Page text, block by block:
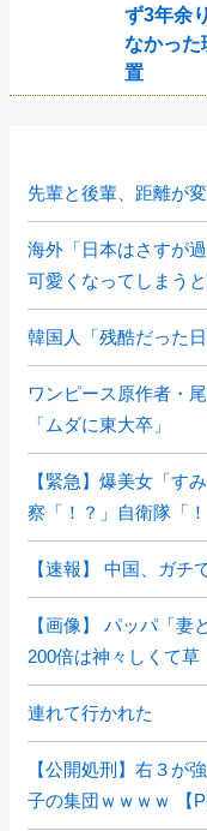
ず3年余
なかった
置
先輩と後輩、距離が
海外「日本はさすが
可愛くなってしまう
韓国人「残酷だった
ワンピース原作者・
「ムダに東大卒」
【緊急】爆美女「す
察「！？」自衛隊「
【速報】 中国、ガチ
【画像】 パッパ「
200倍は神々しくて草
連れて行かれた
【公開処刑】右３が
子の集団ｗｗｗｗ 【